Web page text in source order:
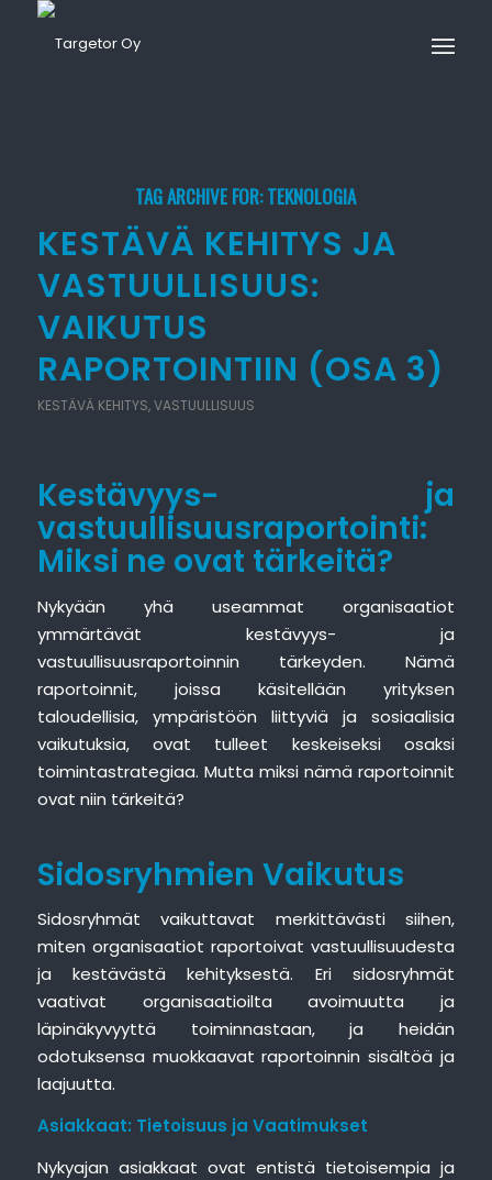
TAG ARCHIVE FOR:TEKNOLOGIA
KESTÄVÄ KEHITYS JA
VASTUULLISUUS:
VAIKUTUS
RAPORTOINTIIN (OSA 3)
KESTÄVÄ KEHITYS,VASTUULLISUUS
Kestävyys- ja
vastuullisuusraportointi:
Miksi ne ovat tärkeitä?
Nykyään yhä useammat organisaatiot
ymmärtävät kestävyys- ja
vastuullisuusraportoinnin tärkeyden. Nämä
raportoinnit, joissa käsitellään yrityksen
taloudellisia, ympäristöön liittyviä ja sosiaalisia
vaikutuksia, ovat tulleet keskeiseksi osaksi
toimintastrategiaa. Mutta miksi nämä raportoinnit
ovat niin tärkeitä?
Sidosryhmien Vaikutus
Sidosryhmät vaikuttavat merkittävästi siihen,
miten organisaatiot raportoivat vastuullisuudesta
ja kestävästä kehityksestä. Eri sidosryhmät
vaativat organisaatioilta avoimuutta ja
läpinäkyvyyttä toiminnastaan, ja heidän
odotuksensa muokkaavat raportoinnin sisältöä ja
laajuutta.
Asiakkaat: Tietoisuus ja Vaatimukset
Nykyajan asiakkaat ovat entistä tietoisempia ja